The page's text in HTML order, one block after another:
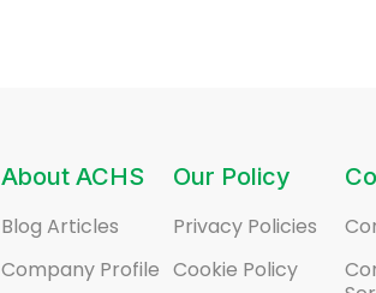
About ACHS
Blog Articles
Company Profile
Our Policy
Privacy Policies
Cookie Policy